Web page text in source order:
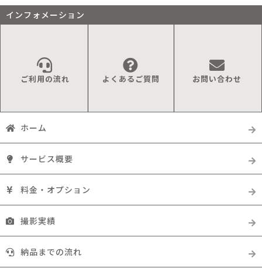
インフォメーション
ご利用の流れ よくあるご質問 お問い合わせ
ホーム
サービス概要
料金・オプション
撮影実績
納品までの流れ